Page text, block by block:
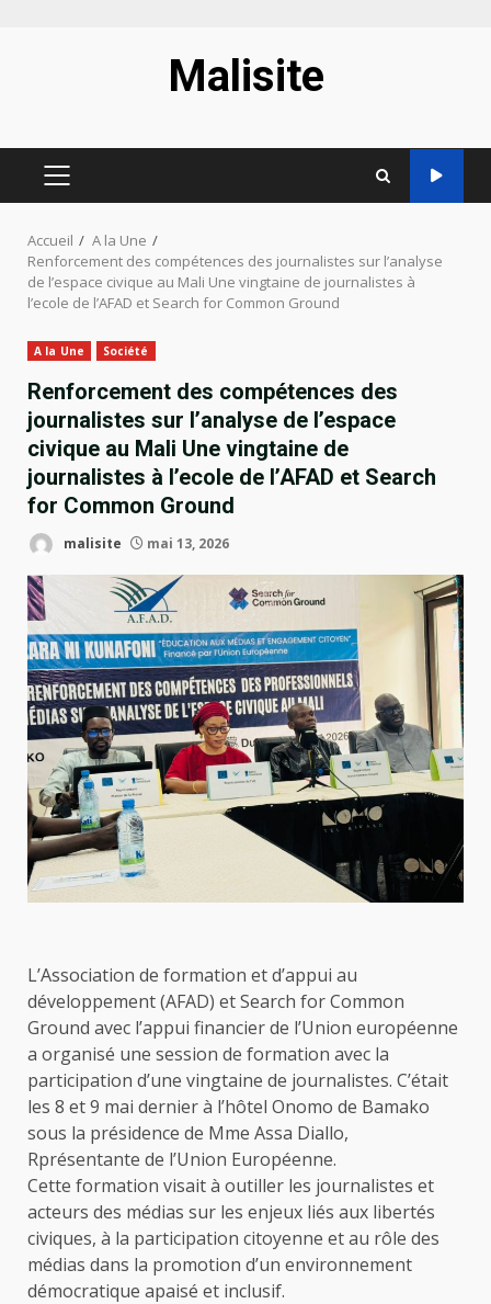
Malisite
MENU
Accueil
A la Une
Renforcement des compétences des journalistes sur l’analyse
de l’espace civique au Mali Une vingtaine de journalistes à
l’ecole de l’AFAD et Search for Common Ground
A la Une Société
Renforcement des compétences des
journalistes sur l’analyse de l’espace
civique au Mali Une vingtaine de
journalistes à l’ecole de l’AFAD et Search
for Common Ground
malisite mai 13, 2026
L’Association de formation et d’appui au
développement (AFAD) et Search for Common
Ground avec l’appui financier de l’Union européenne
a organisé une session de formation avec la
participation d’une vingtaine de journalistes. C’était
les 8 et 9 mai dernier à l’hôtel Onomo de Bamako
sous la présidence de Mme Assa Diallo,
Rprésentante de l’Union Européenne.
Cette formation visait à outiller les journalistes et
acteurs des médias sur les enjeux liés aux libertés
civiques, à la participation citoyenne et au rôle des
médias dans la promotion d’un environnement
démocratique apaisé et inclusif.